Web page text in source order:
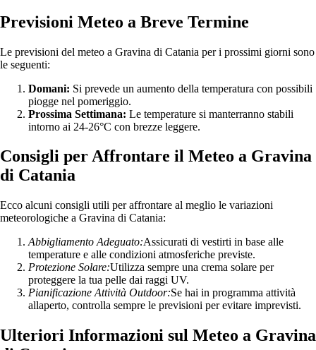
Previsioni Meteo a Breve Termine
Le previsioni del meteo a Gravina di Catania per i prossimi giorni sono
le seguenti:
Domani: Si prevede un aumento della temperatura con possibili
piogge nel pomeriggio.
Prossima Settimana: Le temperature si manterranno stabili
intorno ai 24-26°C con brezze leggere.
Consigli per Affrontare il Meteo a Gravina
di Catania
Ecco alcuni consigli utili per affrontare al meglio le variazioni
meteorologiche a Gravina di Catania:
Abbigliamento Adeguato:Assicurati di vestirti in base alle
temperature e alle condizioni atmosferiche previste.
Protezione Solare:Utilizza sempre una crema solare per
proteggere la tua pelle dai raggi UV.
Pianificazione Attività Outdoor:Se hai in programma attività
allaperto, controlla sempre le previsioni per evitare imprevisti.
Ulteriori Informazioni sul Meteo a Gravina